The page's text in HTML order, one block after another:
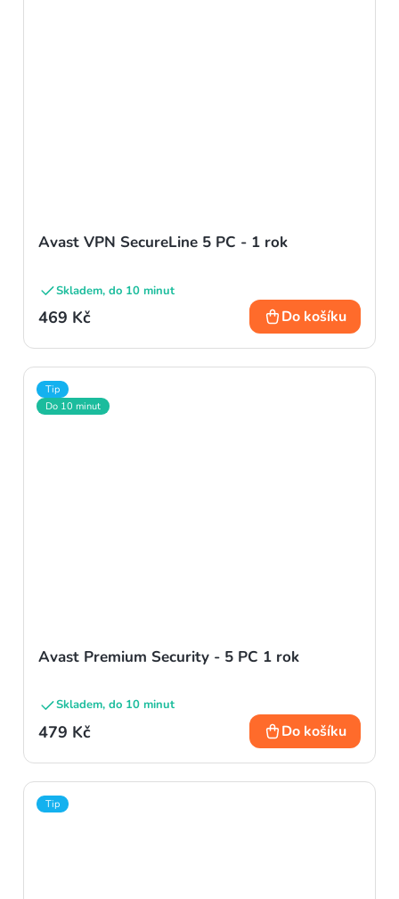
Avast VPN SecureLine 5 PC - 1 rok
Skladem, do 10 minut
469 Kč Do košíku
Tip
Do 10 minut
Avast Premium Security - 5 PC 1 rok
Skladem, do 10 minut
479 Kč Do košíku
Tip